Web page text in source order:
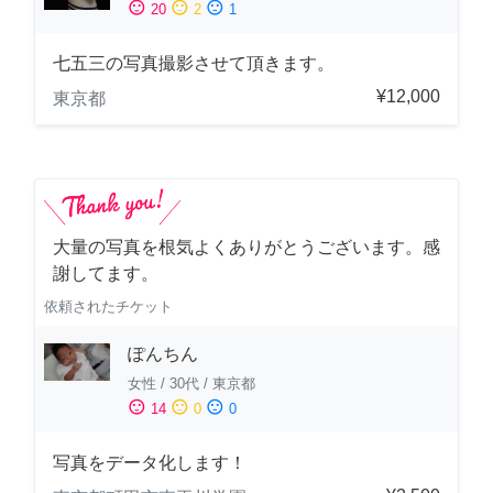
sentiment_satisfied 20 sentiment_neutral 2 sentiment_dissatisfied 1
七五三の写真撮影させて頂きます。
東京都
¥12,000
大量の写真を根気よくありがとうございます。感
謝してます。
依頼されたチケット
ぽんちん
女性 / 30代 / 東京都
sentiment_satisfied 14 sentiment_neutral 0 sentiment_dissatisfied 0
写真をデータ化します！